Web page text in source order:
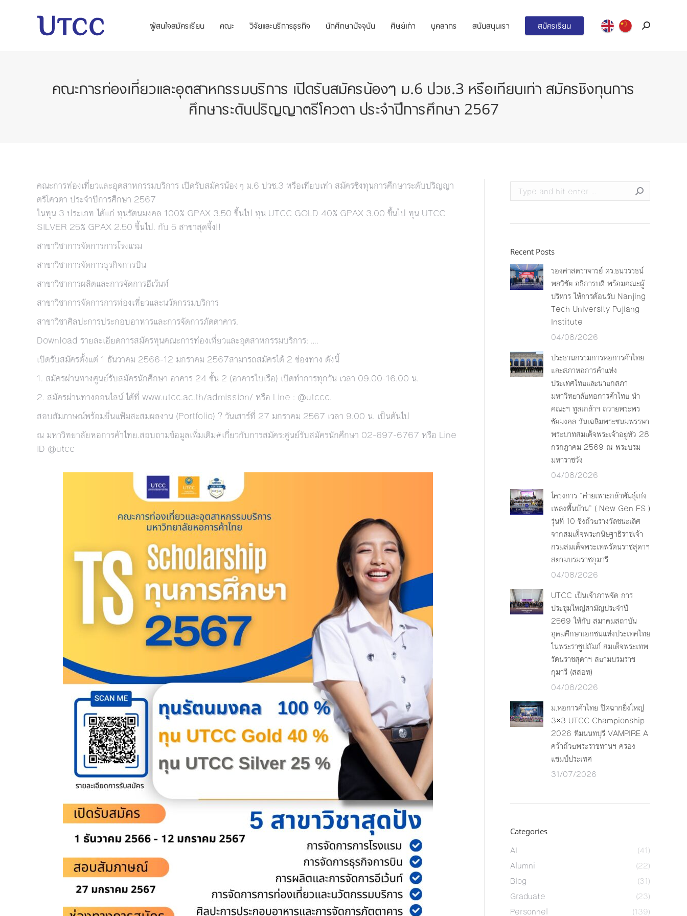
ผู้สนใจสมัครเรียน คณะ วิจัยและบริการธุรกิจ นักศึกษาปัจจุบัน ศิษย์เก่า บุคลากร สนับสนุนเรา สมัครเรียน Search:
คณะการท่องเที่ยวและอุตสาหกรรมบริการ เปิดรับสมัครน้องๆ ม.6 ปวช.3 หรือเทียบเท่า สมัครชิงทุนการ
ศึกษาระดับปริญญาตรีโควตา ประจำปีการศึกษา 2567
คณะการท่องเที่ยวและอุตสาหกรรมบริการ เปิดรับสมัครน้องๆ ม.6 ปวช.3 หรือเทียบเท่า สมัครชิงทุนการศึกษาระดับปริญญา
ตรีโควตา ประจำปีการศึกษา 2567
ในทุน 3 ประเภท ได้แก่ ทุนรัตนมงคล 100% GPAX 3.50 ขึ้นไป ทุน UTCC GOLD 40% GPAX 3.00 ขึ้นไป ทุน UTCC
SILVER 25% GPAX 2.50 ขึ้นไป. กับ 5 สาขาสุดจึ้ง!!
สาขาวิชาการจัดการการโรงแรม
สาขาวิชาการจัดการธุรกิจการบิน
สาขาวิชาการผลิตและการจัดการอีเว้นท์
สาขาวิชาการจัดการการท่องเที่ยวและนวัตกรรมบริการ
สาขาวิชาศิลปะการประกอบอาหารและการจัดการภัตตาคาร.
Download รายละเอียดการสมัครทุนคณะการท่องเที่ยวและอุตสาหกรรมบริการ: ….
เปิดรับสมัครตั้งแต่ 1 ธันวาคม 2566-12 มกราคม 2567สามารถสมัครได้ 2 ช่องทาง ดังนี้
1. สมัครผ่านทางศูนย์รับสมัครนักศึกษา อาคาร 24 ชั้น 2 (อาคารใบเรือ) เปิดทำการทุกวัน เวลา 09.00-16.00 น.
2. สมัครผ่านทางออนไลน์ ได้ที่ www.utcc.ac.th/admission/ หรือ Line : @utccc.
สอบสัมภาษณ์พร้อมยื่นแฟ้มสะสมผลงาน (Portfolio) ? วันเสาร์ที่ 27 มกราคม 2567 เวลา 9.00 น. เป็นต้นไป
ณ มหาวิทยาลัยหอการค้าไทย.สอบถามข้อมูลเพิ่มเติม#เกี่ยวกับการสมัคร:ศูนย์รับสมัครนักศึกษา 02-697-6767 หรือ Line
ID @utcc
Search:
Recent Posts
รองศาสตราจารย์ ดร.ธนวรรธน์
พลวิชัย อธิการบดี พร้อมคณะผู้
บริหาร ให้การต้อนรับ Nanjing
Tech University Pujiang
Institute
04/08/2026
ประธานกรรมการหอการค้าไทย
และสภาหอการค้าแห่ง
ประเทศไทยและนายกสภา
มหาวิทยาลัยหอการค้าไทย นำ
คณะฯ ทูลเกล้าฯ ถวายพระพร
ชัยมงคล วันเฉลิมพระชนมพรรษา
พระบาทสมเด็จพระเจ้าอยู่หัว 28
กรกฎาคม 2569 ณ พระบรม
มหาราชวัง
04/08/2026
โครงการ “ค่ายเพาะกล้าพันธุ์เก่ง
เพลงพื้นบ้าน” ( New Gen FS )
รุ่นที่ 10 ชิงถ้วยรางวัลชนะเลิศ
จากสมเด็จพระกนิษฐาธิราชเจ้า
กรมสมเด็จพระเทพรัตนราชสุดาฯ
สยามบรมราชกุมารี
04/08/2026
UTCC เป็นเจ้าภาพจัด การ
ประชุมใหญ่สามัญประจำปี
2569 ให้กับ สมาคมสถาบัน
อุดมศึกษาเอกชนแห่งประเทศไทย
ในพระราชูปถัมภ์ สมเด็จพระเทพ
รัตนราชสุดาฯ สยามบรมราช
กุมารี (สสอท)
04/08/2026
ม.หอการค้าไทย ปิดฉากยิ่งใหญ่
3×3 UTCC Championship
2026 ทีมนนทบุรี VAMPIRE A
คว้าถ้วยพระราชทานฯ ครอง
แชมป์ประเทศ
31/07/2026
Categories
AI
(41)
Alumni
(22)
Blog
(31)
Graduate
(23)
Personnel
(139)